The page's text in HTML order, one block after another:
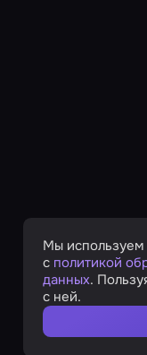
Мы используем
с политикой
данных.
с ней.